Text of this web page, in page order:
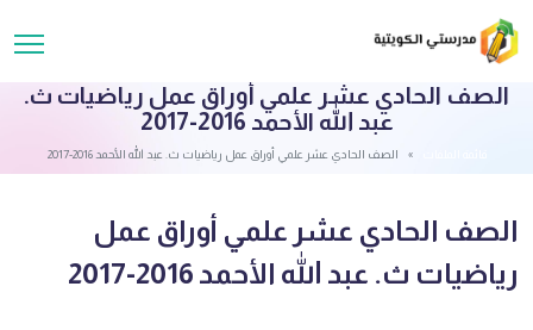
الصف الحادي عشر علمي أوراق عمل رياضيات ث.
عبد الله الأحمد 2016-2017
الصف الحادي عشر علمي أوراق عمل رياضيات ث. عبد الله الأحمد 2016-2017
الصف الحادي عشر علمي أوراق عمل
رياضيات ث. عبد الله الأحمد 2016-2017